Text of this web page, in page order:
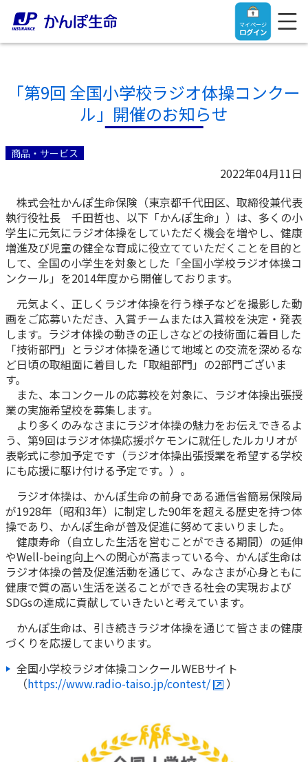
マイページ
ログイン
ご契約者さま
ご契約者さま
マイページログイン
お手続き一覧
きっかけ・できごとから探す
マイページでできること
新規登録
ログイン
ご契約内容の確認
お客さまに関する情報等の確認の取り組み
各種サービス・お知らせ
かんぽプラチナライフサービス
保険をご検討中のお客さま
保険をご検討中のお客さま
終身保険
養老保険
学資保険
長寿支援保険
お見積りシミュレーション
資料請求
保険の探し方のポイント
保険かんたん診断
これからのライフイベントでかかる費用とは？
ご契約手続きの流れ
保険用語集
法人のお客さま
ちら
法人のお客さま向け商品一覧
目的から探す
お役立ち情報
かんぽ生命の団体取扱い
法人向け資料請求
お問い合わせ先
かんぽのLifeサポートナビ
保険
医療
お金
子育て
ライフプラン
健康情報
かんぽアプリ～かんぽの健康と安心を手のひらに～
かんぽ生命について
かんぽ生命について
ご挨拶
経営理念・経営戦略
会社概要
財務情報
株主・投資家のみなさまへ
日本郵政グループとしての取り組み
採用情報
CM・オウンドメディア／ソーシャルメディア
よくあるご質問
お問い合わせ
サステナビリティ
株主・投資家のみなさまへ
採用情報
English
「第9回 全国小学校ラジオ体操コンクー
ル」開催のお知らせ
商品・サービス
2022年04月11日
株式会社かんぽ生命保険（東京都千代田区、取締役兼代表
執行役社長 千田哲也、以下「かんぽ生命」）は、多くの小
学生に元気にラジオ体操をしていただく機会を増やし、健康
増進及び児童の健全な育成に役立てていただくことを目的と
して、全国の小学生を対象とした「全国小学校ラジオ体操コ
ンクール」を2014年度から開催しております。
元気よく、正しくラジオ体操を行う様子などを撮影した動
画をご応募いただき、入賞チームまたは入賞校を決定・発表
します。ラジオ体操の動きの正しさなどの技術面に着目した
「技術部門」とラジオ体操を通じて地域との交流を深めるな
ど日頃の取組面に着目した「取組部門」の2部門ございま
す。
また、本コンクールの応募校を対象に、ラジオ体操出張授
業の実施希望校を募集します。
より多くのみなさまにラジオ体操の魅力をお伝えできるよ
う、第9回はラジオ体操応援ポケモンに就任したルカリオが
表彰式に参加予定です（ラジオ体操出張授業を希望する学校
にも応援に駆け付ける予定です。）。
ラジオ体操は、かんぽ生命の前身である逓信省簡易保険局
が1928年（昭和3年）に制定した90年を超える歴史を持つ体
操であり、かんぽ生命が普及促進に努めてまいりました。
健康寿命（自立した生活を営むことができる期間）の延伸
やWell-being向上への関心が高まっている今、かんぽ生命は
ラジオ体操の普及促進活動を通じて、みなさまが心身ともに
健康で質の高い生活を送ることができる社会の実現および
SDGsの達成に貢献していきたいと考えています。
かんぽ生命は、引き続きラジオ体操を通じて皆さまの健康
づくりを応援してまいります。
全国小学校ラジオ体操コンクールWEBサイト
（https://www.radio-taiso.jp/contest/ ）